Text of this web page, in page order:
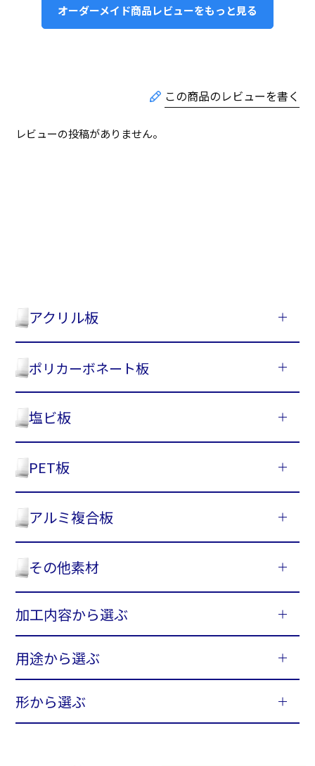
アクリル板
ポリカーボネート板
塩ビ板
PET板
アルミ複合板
その他素材
加工内容から選ぶ
用途から選ぶ
形から選ぶ
オーダーメイド商品レビューをもっと見る
レビューの投稿がありません。